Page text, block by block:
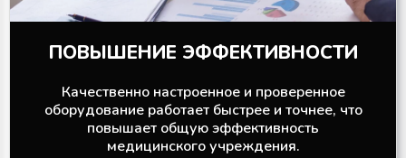
ПОВЫШЕНИЕ ЭФФЕКТИВНОСТИ
Качественно настроенное и проверенное
оборудование работает быстрее и точнее, что
повышает общую эффективность
медицинского учреждения.